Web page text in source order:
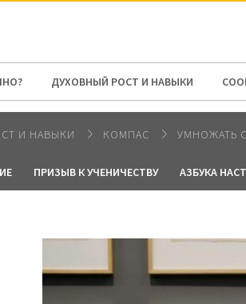
ДУХОВНЫЙ РОСТ И НАВЫКИ
И НАВЫКИ КОМПАС УМНОЖАТЬ
ПРИЗЫВ К УЧЕНИЧЕСТВУ АЗБУКА